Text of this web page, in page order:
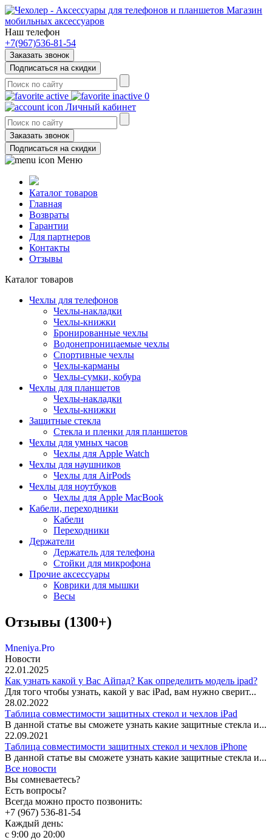
Магазин
мобильных аксессуаров
Наш телефон
+7(967)536-81-54
Заказать звонок
Подписаться на скидки
0
Личный кабинет
Заказать звонок
Подписаться на скидки
Меню
Каталог товаров
Главная
Возвраты
Гарантии
Для партнеров
Контакты
Отзывы
Каталог товаров
Чехлы для телефонов
Чехлы-накладки
Чехлы-книжки
Бронированные чехлы
Водонепроницаемые чехлы
Спортивные чехлы
Чехлы-карманы
Чехлы-сумки, кобура
Чехлы для планшетов
Чехлы-накладки
Чехлы-книжки
Защитные стекла
Стекла и пленки для планшетов
Чехлы для умных часов
Чехлы для Apple Watch
Чехлы для наушников
Чехлы для AirPods
Чехлы для ноутбуков
Чехлы для Apple MacBook
Кабели, переходники
Кабели
Переходники
Держатели
Держатель для телефона
Стойки для микрофона
Прочие аксессуары
Коврики для мышки
Весы
Отзывы (1300+)
Mneniya.Pro
Новости
22.01.2025
Как узнать какой у Вас Айпад? Как определить модель ipad?
Для того чтобы узнать, какой у вас iPad, вам нужно сверит...
28.02.2022
Таблица совместимости защитных стекол и чехлов iPad
В данной статье вы сможете узнать какие защитные стекла и...
22.09.2021
Таблица совместимости защитных стекол и чехлов iPhone
В данной статье вы сможете узнать какие защитные стекла и...
Все новости
Вы сомневаетесь?
Есть вопросы?
Всегда можно просто позвонить:
+7 (967) 536-81-54
Каждый день:
с 9:00 до 20:00